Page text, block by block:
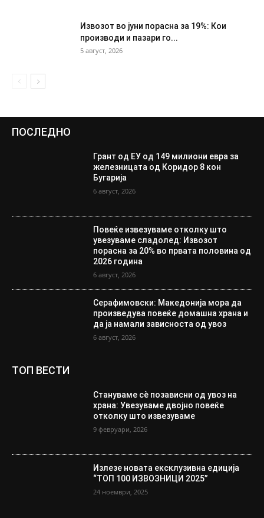
Извозот во јуни порасна за 19%: Кои
производи и пазари го...
5 август, 2026
ПОСЛЕДНО
Грант од ЕУ од 149 милиони евра за
железницата од Коридор 8 кон
Бугарија
6 август, 2026
Повеќе извезуваме отколку што
увезуваме сладолед: Извозот
порасна за 20% во првата половина од
2026 година
6 август, 2026
Серафимовски: Македонија мора да
произведува повеќе домашна храна и
да ја намали зависноста од увоз
6 август, 2026
ТОП ВЕСТИ
Стануваме сè позависни од увоз на
храна: Увезуваме двојно повеќе
отколку што извезуваме
9 февруари, 2026
Излезе новата ексклузивна едиција
“ТОП 100 ИЗВОЗНИЦИ 2025”
24 ноември, 2025